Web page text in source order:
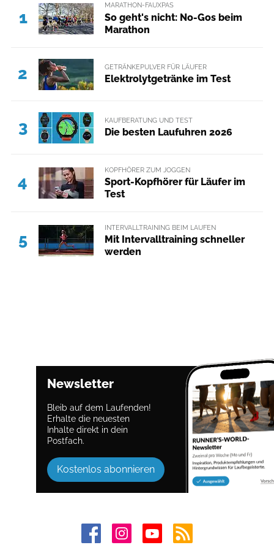
1
MARATHON-FAUXPAS
So geht's nicht: No-Gos beim
Marathon
2 GETRÄNKEPULVER FÜR LÄUFER
Elektrolytgetränke im Test
3 KAUFBERATUNG UND TEST
Die besten Laufuhren 2026
4
KOPFHÖRER ZUM JOGGEN
Sport-Kopfhörer für Läufer im
Test
5
INTERVALLTRAINING BEIM LAUFEN
Mit Intervalltraining schneller
werden
Newsletter
Bleib auf dem Laufenden!
Erhalte die neuesten
Inhalte direkt in dein
Postfach.
Kostenlos abonnieren